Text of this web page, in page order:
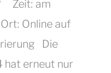
Zeit: am
Online auf
Die
erneut nur